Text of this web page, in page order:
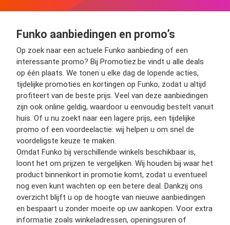
Funko aanbiedingen en promo’s
Op zoek naar een actuele Funko aanbieding of een
interessante promo? Bij Promotiez.be vindt u alle deals
op één plaats. We tonen u elke dag de lopende acties,
tijdelijke promoties en kortingen op Funko, zodat u altijd
profiteert van de beste prijs. Veel van deze aanbiedingen
zijn ook online geldig, waardoor u eenvoudig bestelt vanuit
huis. Of u nu zoekt naar een lagere prijs, een tijdelijke
promo of een voordeelactie: wij helpen u om snel de
voordeligste keuze te maken.
Omdat Funko bij verschillende winkels beschikbaar is,
loont het om prijzen te vergelijken. Wij houden bij waar het
product binnenkort in promotie komt, zodat u eventueel
nog even kunt wachten op een betere deal. Dankzij ons
overzicht blijft u op de hoogte van nieuwe aanbiedingen
en bespaart u zonder moeite op uw aankopen. Voor extra
informatie zoals winkeladressen, openingsuren of